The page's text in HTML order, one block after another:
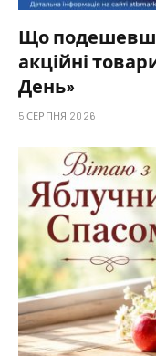
Що
акційні
День»
5 СЕРПНЯ 2026